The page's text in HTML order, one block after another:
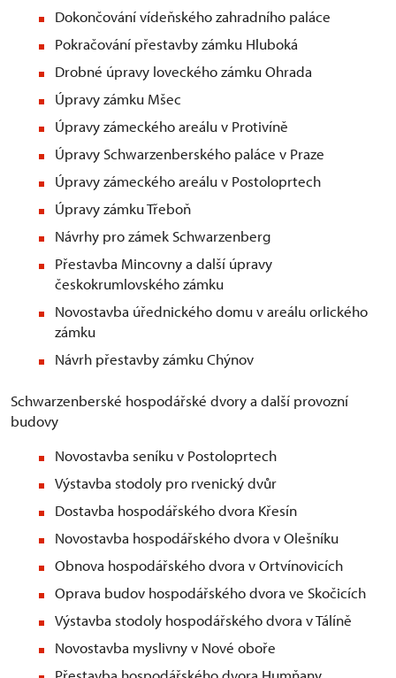
Dokončování vídeňského zahradního paláce
Pokračování přestavby zámku Hluboká
Drobné úpravy loveckého zámku Ohrada
Úpravy zámku Mšec
Úpravy zámeckého areálu v Protivíně
Úpravy Schwarzenberského paláce v Praze
Úpravy zámeckého areálu v Postoloprtech
Úpravy zámku Třeboň
Návrhy pro zámek Schwarzenberg
Přestavba Mincovny a další úpravy
českokrumlovského zámku
Novostavba úřednického domu v areálu orlického
zámku
Návrh přestavby zámku Chýnov
Schwarzenberské hospodářské dvory a další provozní
budovy
Novostavba seníku v Postoloprtech
Výstavba stodoly pro rvenický dvůr
Dostavba hospodářského dvora Křesín
Novostavba hospodářského dvora v Olešníku
Obnova hospodářského dvora v Ortvínovicích
Oprava budov hospodářského dvora ve Skočicích
Výstavba stodoly hospodářského dvora v Tálíně
Novostavba myslivny v Nové oboře